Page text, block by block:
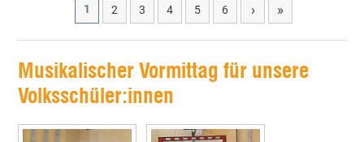
1
2 3 4 5 6 › »
Musikalischer Vormittag für unsere
Volksschüler:innen